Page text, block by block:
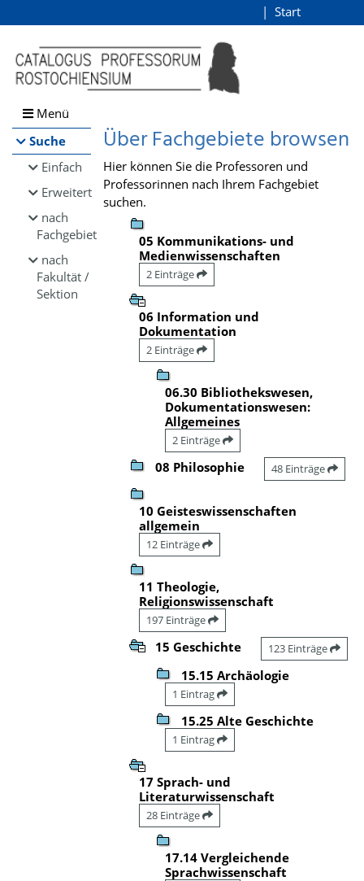
Browsen
direkt zum Inhalt
Start
Menü
Suche
Einfach
Erweitert
nach
Fachgebiet
nach
Fakultät /
Sektion
Über Fachgebiete browsen
Hier können Sie die Professoren und
Professorinnen nach Ihrem Fachgebiet
suchen.
05 Kommunikations- und
Medienwissenschaften
2 Einträge
06 Information und
Dokumentation
2 Einträge
06.30 Bibliothekswesen,
Dokumentationswesen:
Allgemeines
2 Einträge
08 Philosophie 48 Einträge
10 Geisteswissenschaften
allgemein
12 Einträge
11 Theologie,
Religionswissenschaft
197 Einträge
15 Geschichte 123 Einträge
15.15 Archäologie
1 Eintrag
15.25 Alte Geschichte
1 Eintrag
17 Sprach- und
Literaturwissenschaft
28 Einträge
17.14 Vergleichende
Sprachwissenschaft